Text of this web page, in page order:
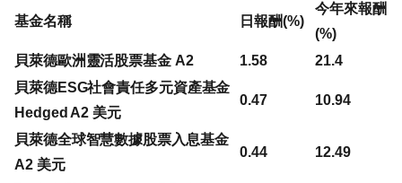
基金名稱 日報酬(%)
今年來報酬
(%)
貝萊德歐洲靈活股票基金 A2
1.58
21.4
貝萊德ESG社會責任多元資產基金
Hedged A2 美元
0.47 10.94
貝萊德全球智慧數據股票入息基金
A2 美元
0.44 12.49